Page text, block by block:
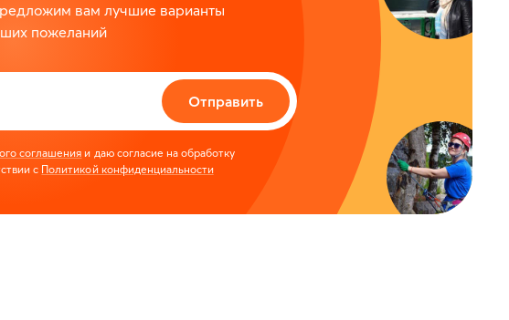
вам лучшие варианты
пожеланий
Отправить
соглашения и даю согласие на обработку
с Политикой конфиденциальности